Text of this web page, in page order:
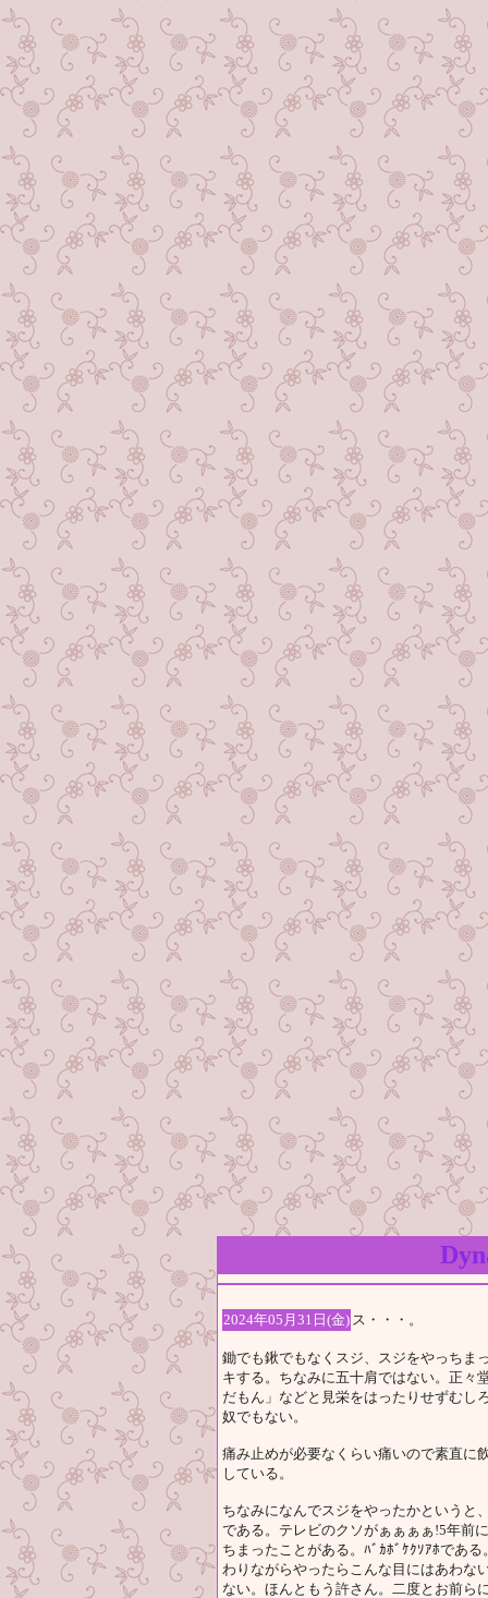
2024年05月31日(金) ス・・・。
鋤でも鍬でもなくスジ、スジをやっちま
キする。ちなみに五十肩ではない。正々
だもん」などと見栄をはったりせずむし
奴でもない。
痛み止めが必要なくらい痛いので素直に
している。
ちなみになんでスジをやったかというと
である。テレビのクソがぁぁぁぁ!5年前
ちまったことがある。ﾊﾞｶﾎﾞｹｸｿｱﾎであ
わりながらやったらこんな目にはあわな
ない。ほんともう許さん。二度とお前ら